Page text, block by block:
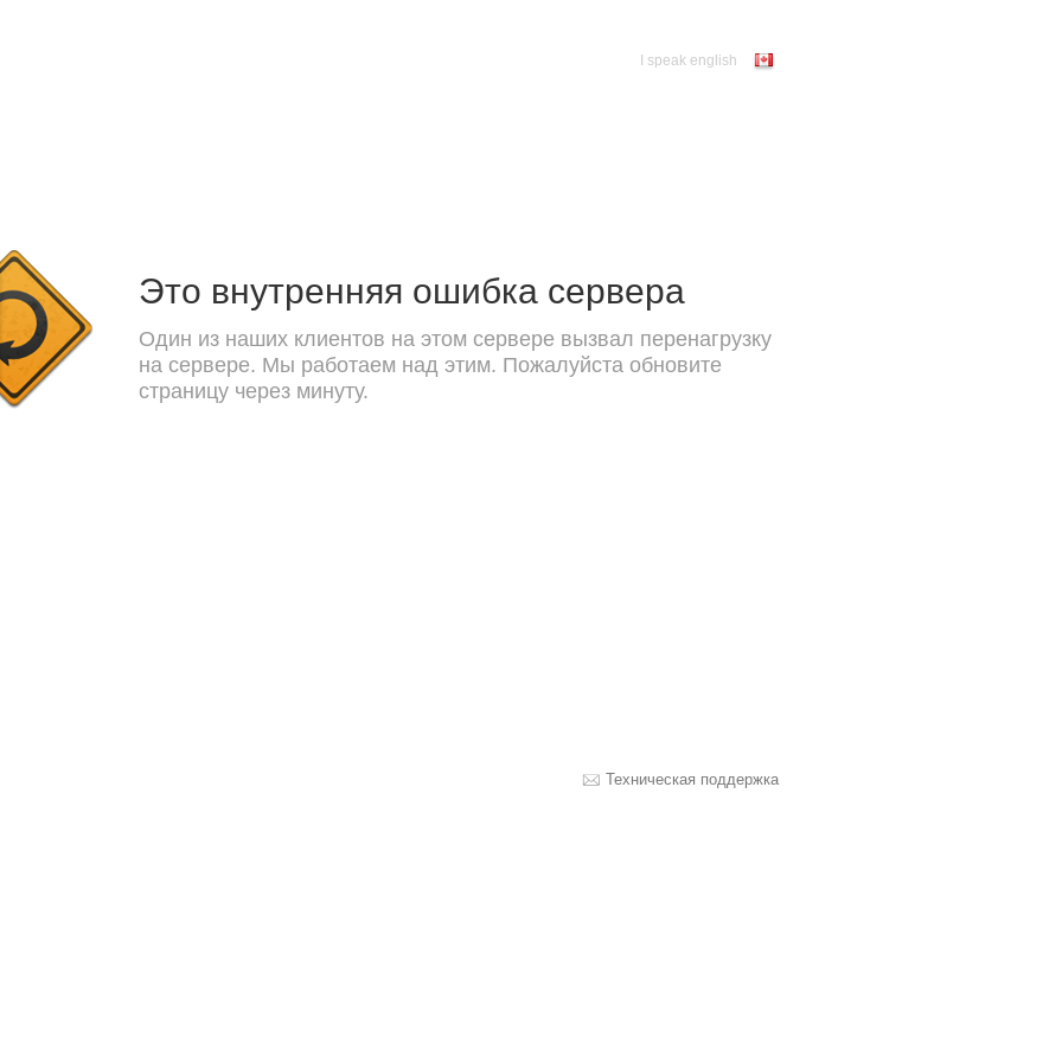
I speak english
Это внутренняя ошибка сервера
Один из наших клиентов на этом сервере вызвал перенагрузку
на сервере. Мы работаем над этим. Пожалуйста обновите
страницу через минуту.
Техническая поддержка